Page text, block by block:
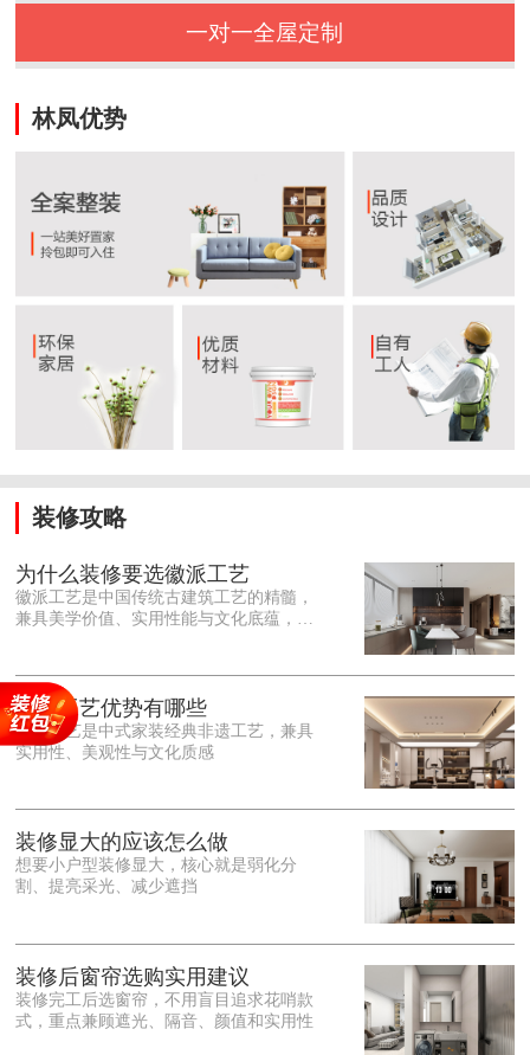
一对一全屋定制
林凤优势
装修攻略
为什么装修要选徽派工艺
徽派工艺是中国传统古建筑工艺的精髓，
兼具美学价值、实用性能与文化底蕴，优
雕细琢的砖、木、石雕为特色，线条古朴
大气，意境悠远，自带东方中式雅致韵
味，耐看且不易过时。<o:p></o:p> 在工
艺品质上，徽派工艺遵循古法匠心工序，
保耐用，抗风化、耐腐蚀，使用
徽派工艺优势有哪些
徽派工艺是中式家装经典非遗工艺，兼具
实用性、美观性与文化质感
装修显大的应该怎么做
想要小户型装修显大，核心就是弱化分
割、提亮采光、减少遮挡
装修后窗帘选购实用建议
装修完工后选窗帘，不用盲目追求花哨款
式，重点兼顾遮光、隔音、颜值和实用性